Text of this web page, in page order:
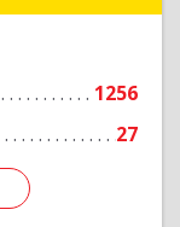
1256
27